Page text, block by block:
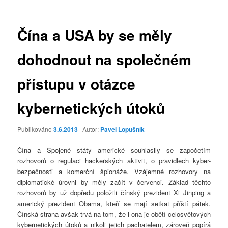
Čína a USA by se měly
dohodnout na společném
přístupu v otázce
kybernetických útoků
Publikováno3.6.2013 | Autor: Pavel Lopušník
Čína a Spojené státy americké souhlasily se započetím
rozhovorů o regulaci hackerských aktivit, o pravidlech kyber-
bezpečnosti a komerční špionáže. Vzájemné rozhovory na
diplomatické úrovni by měly začít v červenci. Základ těchto
rozhovorů by už dopředu položili čínský prezident Xi Jinping a
americký prezident Obama, kteří se mají setkat příští pátek.
Čínská strana avšak trvá na tom, že i ona je obětí celosvětových
kybernetických útoků a nikoli jejich pachatelem, zároveň popírá